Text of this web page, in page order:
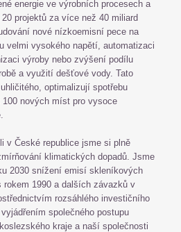
energie ve výrobních procesech a
projektů za více než 40 miliard
nové nízkoemisní pece na
velmi vysokého napětí, automatizaci
výroby nebo zvýšení podílu
a využití dešťové vody. Tato
optimalizují spotřebu
nových míst pro vysoce
v České republice jsme si plně
klimatických dopadů. Jsme
2030 snížení emisí skleníkových
rokem 1990 a dalších závazků v
rozsáhlého investičního
společného postupu
kraje a naší společnosti